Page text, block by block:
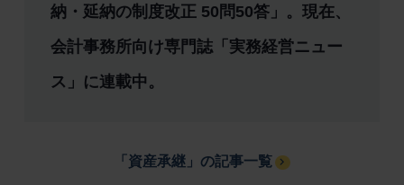
納・延納の制度改正 50問50答」。現在、
会計事務所向け専門誌「実務経営ニュー
ス」に連載中。
「資産承継」の記事一覧